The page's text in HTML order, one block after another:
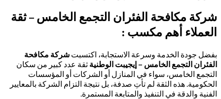
شركة مكافحة الفئران التجمع الخامس – ثقة
العملاء أهم مكسب :
بفضل جودة الخدمة وسرعة الاستجابة، اكتسبت شركة مكافحة
الفئران التجمع الخامس – إيجيبت الوطنية ثقة عدد كبير من سكان
التجمع الخامس، سواء في المنازل أو الشركات أو المؤسسات
الحكومية. هذه الثقة لم تأتِ صدفة، بل نتيجة التزام الشركة بالمعايير
الفنية والدقة في التنفيذ والمتابعة المستمرة.